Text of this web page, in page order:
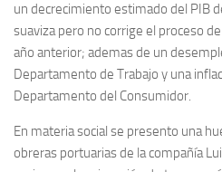
un decrecimiento estimado del PIB
suaviza pero no corrige el proceso
año anterior; ademas de un
Departamento de Trabajo y una
Departamento del Consumidor.
En materia social se presento una
obreras portuarias de la compañía